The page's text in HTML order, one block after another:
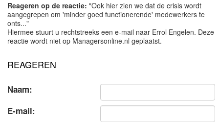
Reageren op de reactie: "Ook hier zien we dat de crisis wordt
aangegrepen om 'minder goed functionerende' medewerkers te
onts..."
Hiermee stuurt u rechtstreeks een e-mail naar Errol Engelen. Deze
reactie wordt niet op Managersonline.nl geplaatst.
REAGEREN
Naam:
E-mail: